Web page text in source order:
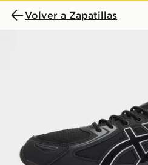
Volver a Zapatillas